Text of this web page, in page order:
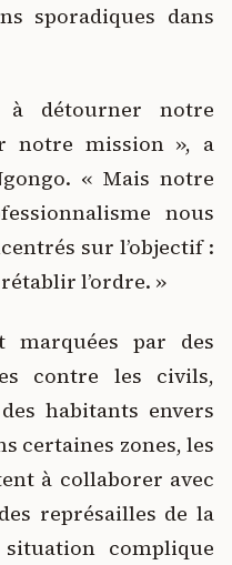
sporadiques dans
à détourner notre
notre mission », a
« Mais notre
nous
sur l’objectif :
l’ordre. »
marquées par des
contre les civils,
habitants envers
certaines zones, les
à collaborer avec
représailles de la
complique